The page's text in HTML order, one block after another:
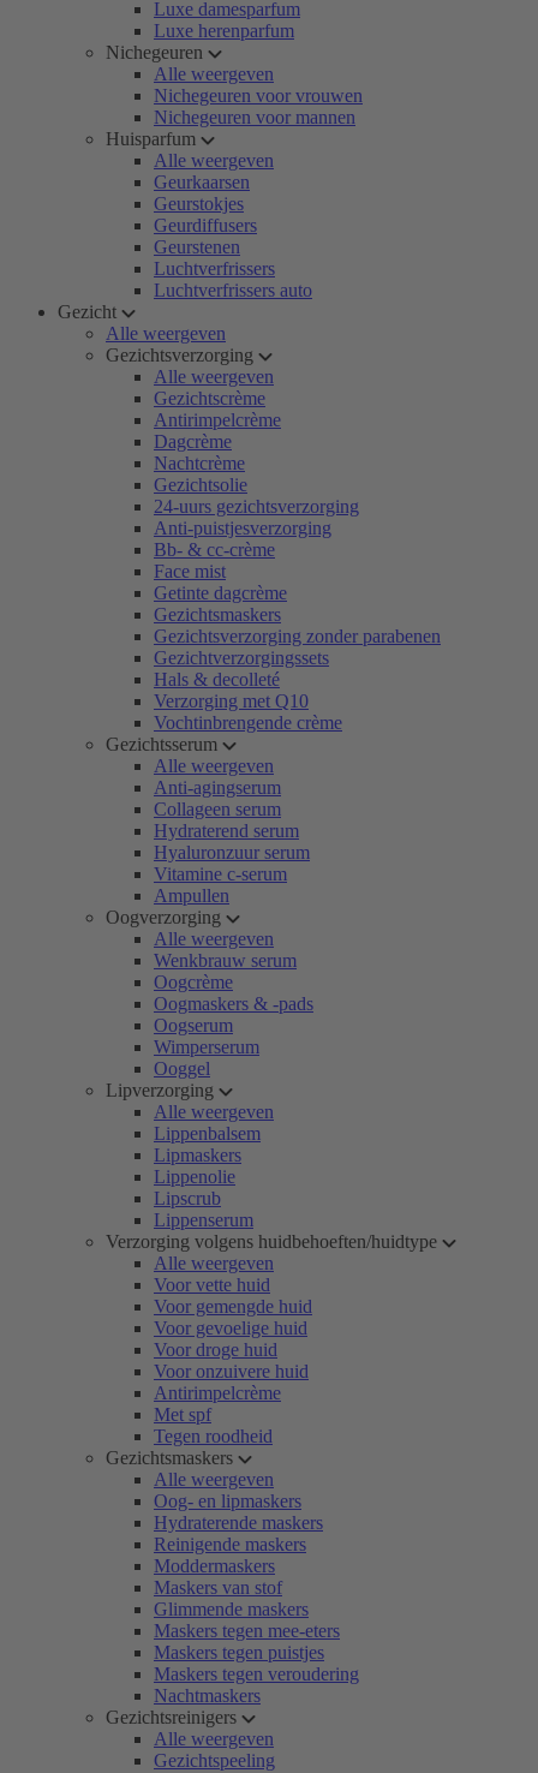
Luxe damesparfum
Luxe herenparfum
Nichegeuren
Alle weergeven
Nichegeuren voor vrouwen
Nichegeuren voor mannen
Huisparfum
Alle weergeven
Geurkaarsen
Geurstokjes
Geurdiffusers
Geurstenen
Luchtverfrissers
Luchtverfrissers auto
Gezicht
Alle weergeven
Gezichtsverzorging
Alle weergeven
Gezichtscrème
Antirimpelcrème
Dagcrème
Nachtcrème
Gezichtsolie
24-uurs gezichtsverzorging
Anti-puistjesverzorging
Bb- & cc-crème
Face mist
Getinte dagcrème
Gezichtsmaskers
Gezichtsverzorging zonder parabenen
Gezichtverzorgingssets
Hals & decolleté
Verzorging met Q10
Vochtinbrengende crème
Gezichtsserum
Alle weergeven
Anti-agingserum
Collageen serum
Hydraterend serum
Hyaluronzuur serum
Vitamine c-serum
Ampullen
Oogverzorging
Alle weergeven
Wenkbrauw serum
Oogcrème
Oogmaskers & -pads
Oogserum
Wimperserum
Ooggel
Lipverzorging
Alle weergeven
Lippenbalsem
Lipmaskers
Lippenolie
Lipscrub
Lippenserum
Verzorging volgens huidbehoeften/huidtype
Alle weergeven
Voor vette huid
Voor gemengde huid
Voor gevoelige huid
Voor droge huid
Voor onzuivere huid
Antirimpelcrème
Met spf
Tegen roodheid
Gezichtsmaskers
Alle weergeven
Oog- en lipmaskers
Hydraterende maskers
Reinigende maskers
Moddermaskers
Maskers van stof
Glimmende maskers
Maskers tegen mee-eters
Maskers tegen puistjes
Maskers tegen veroudering
Nachtmaskers
Gezichtsreinigers
Alle weergeven
Gezichtspeeling